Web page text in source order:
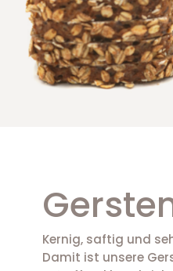
Kernig, saftig und
Damit ist unsere